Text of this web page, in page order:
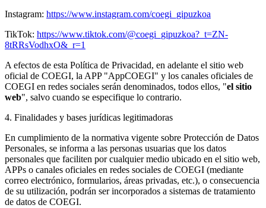
Instagram: https://www.instagram.com/coegi_gipuzkoa
TikTok: https://www.tiktok.com/@coegi_gipuzkoa?_t=ZN-
8tRRsVodhxO&_r=1
A efectos de esta Política de Privacidad, en adelante el sitio web
oficial de COEGI, la APP "AppCOEGI" y los canales oficiales de
COEGI en redes sociales serán denominados, todos ellos, "el sitio
web", salvo cuando se especifique lo contrario.
4. Finalidades y bases jurídicas legitimadoras
En cumplimiento de la normativa vigente sobre Protección de Datos
Personales, se informa a las personas usuarias que los datos
personales que faciliten por cualquier medio ubicado en el sitio web,
APPs o canales oficiales en redes sociales de COEGI (mediante
correo electrónico, formularios, áreas privadas, etc.), o consecuencia
de su utilización, podrán ser incorporados a sistemas de tratamiento
de datos de COEGI.